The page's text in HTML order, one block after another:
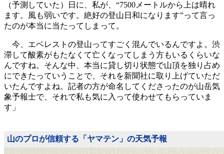
（予測していた）日に、私が、“7500メートルから上は晴れ
ます。風も弱いです。絶好の登山日和になります”って言っ
たのが本当に当たってしまって。
今、エベレストの登山ってすごく混んでいるんですよ。渋
滞して酸素がもたなくて亡くなってしまう方もいるくらいな
んですね。そんな中、本当に貸し切り状態で山頂を独り占め
にできたっていうことで、それを新聞社に取り上げていただ
いたんですよね。記者の方が命名してくださったのが山岳気
象予報士で、それで私も気に入って使わせてもらっていま
す」
山のプロが信頼する「ヤマテン」の天気予報